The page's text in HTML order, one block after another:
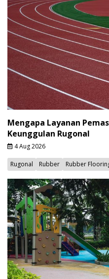
Mengapa Layanan
Keunggulan Rugonal
4 Aug 2026
Rugonal Rubber Rubber